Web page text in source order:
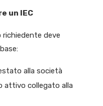
un IEC
richiedente deve
alla società
attivo collegato alla